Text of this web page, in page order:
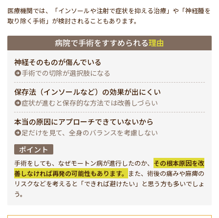
医療機関では、「インソールや注射で症状を抑える治療」や「神経腫を
取り除く手術」が検討されることもあります。
病院で手術をすすめられる理由
神経そのものが傷んでいる
手術での切除が選択肢になる
保存法（インソールなど）の効果が出にくい
症状が進むと保存的な方法では改善しづらい
本当の原因にアプローチできていないから
足だけを見て、全身のバランスを考慮しない
ポイント
手術をしても、なぜモートン病が進行したのか、 その根本原因を改
善しなければ再発の可能性もあります。 また、術後の痛みや麻痺の
リスクなどを考えると「できれば避けたい」と思う方も多いでしょ
う。